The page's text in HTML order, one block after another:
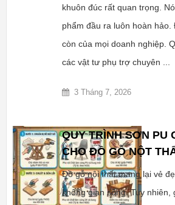
khuôn đúc rất quan trọng.
phẩm đầu ra luôn hoàn hảo.
còn của mọi doanh nghiệp.
các vật tư phụ trợ chuyên ...
3 Tháng 7, 2026
QUY TRÌNH SƠN PU
CHO ĐỒ GỖ NỘT
Đồ gỗ nội thất mang lại vẻ
không gian sống. Tuy nhiên,